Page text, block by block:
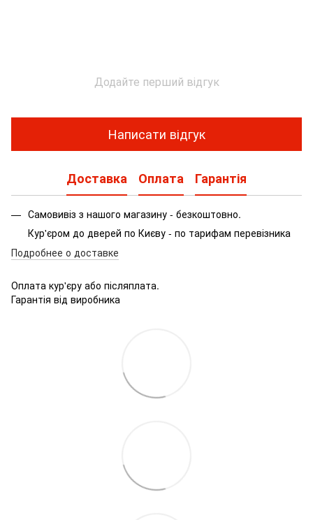
Додайте перший відгук
Написати відгук
Доставка Оплата Гарантія
Самовивіз з нашого магазину - безкоштовно.
Кур'єром до дверей по Києву - по тарифам перевізника
Подробнее о доставке
Оплата кур'єру або післяплата.
Гарантія від виробника